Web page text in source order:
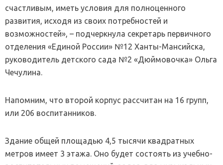
счастливым, иметь условия для полноценного
развития, исходя из своих потребностей и
возможностей», – подчеркнула секретарь первичного
отделения «Единой России» №12 Ханты-Мансийска,
руководитель детского сада №2 «Дюймовочка» Ольга
Чечулина.
Напомним, что второй корпус рассчитан на 16 групп,
или 206 воспитанников.
Здание общей площадью 4,5 тысячи квадратных
метров имеет 3 этажа. Оно будет состоять из учебно-